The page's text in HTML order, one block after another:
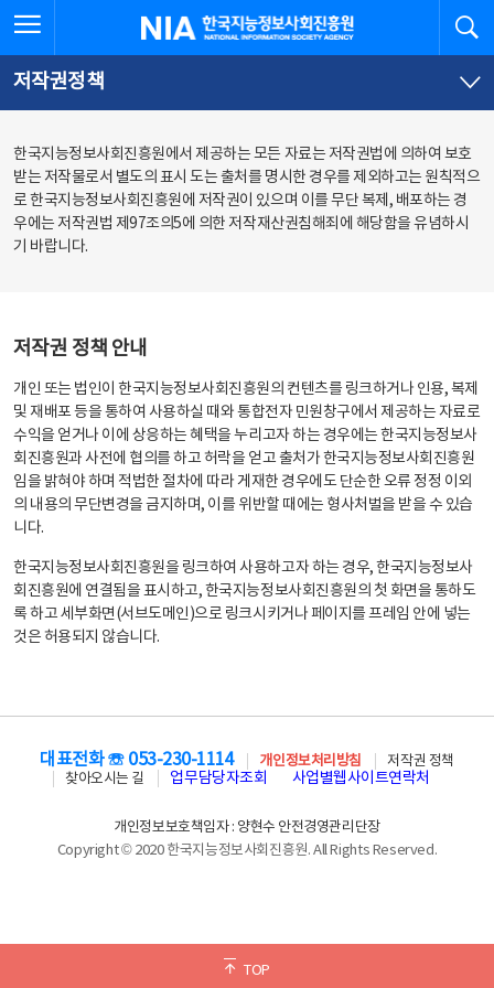
문
로
가
체
뉴
바
가
한국지능정보사회진흥원
저작권정책
한국지능정보사회진흥원에서 제공하는 모든 자료는 저작권법에 의하여 보호
받는 저작물로서 별도의 표시 도는 출처를 명시한 경우를 제외하고는 원칙적으
로 한국지능정보사회진흥원에 저작권이 있으며 이를 무단 복제, 배포하는 경
우에는 저작권법 제97조의5에 의한 저작재산권침해죄에 해당함을 유념하시
기 바랍니다.
저작권 정책 안내
개인 또는 법인이 한국지능정보사회진흥원의 컨텐츠를 링크하거나 인용, 복제
및 재배포 등을 통하여 사용하실 때와 통합전자 민원창구에서 제공하는 자료로
수익을 얻거나 이에 상응하는 혜택을 누리고자 하는 경우에는 한국지능정보사
회진흥원과 사전에 협의를 하고 허락을 얻고 출처가 한국지능정보사회진흥원
임을 밝혀야 하며 적법한 절차에 따라 게재한 경우에도 단순한 오류 정정 이외
의 내용의 무단변경을 금지하며, 이를 위반할 때에는 형사처벌을 받을 수 있습
니다.
한국지능정보사회진흥원을 링크하여 사용하고자 하는 경우, 한국지능정보사
회진흥원에 연결됨을 표시하고, 한국지능정보사회진흥원의 첫 화면을 통하도
록 하고 세부화면(서브도메인)으로 링크시키거나 페이지를 프레임 안에 넣는
것은 허용되지 않습니다.
TOP
대표전화 ☏ 053-230-1114 개인정보처리방침
저작권 정책
찾아오시는 길
업무담당자조회 사업별웹사이트연락처
개인정보보호책임자 : 양현수 안전경영관리단장
Copyright © 2020 한국지능정보사회진흥원. All Rights Reserved.